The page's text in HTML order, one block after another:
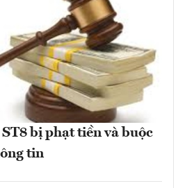
bị phạt tiền và buộc
tin